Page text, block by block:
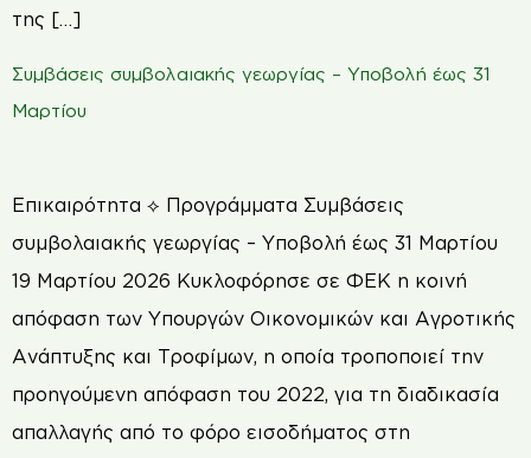
της […]
Συμβάσεις συμβολαιακής γεωργίας – Υποβολή έως 31
Μαρτίου
Επικαιρότητα ⟡ Προγράμματα Συμβάσεις
συμβολαιακής γεωργίας – Υποβολή έως 31 Μαρτίου
19 Μαρτίου 2026 Κυκλοφόρησε σε ΦΕΚ η κοινή
απόφαση των Υπουργών Οικονομικών και Αγροτικής
Ανάπτυξης και Τροφίμων, η οποία τροποποιεί την
προηγούμενη απόφαση του 2022, για τη διαδικασία
απαλλαγής από το φόρο εισοδήματος στη